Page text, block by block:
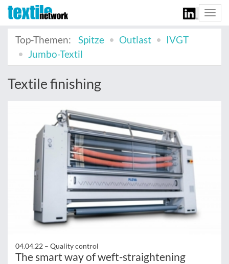
Top-Themen:
Spitze Outlast
IVGT
Jumbo-Textil
Textile finishing
04.04.22 – Quality control
The smart way of weft-straightening